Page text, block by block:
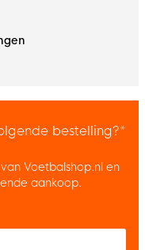
bestelling?*
Voetbalshop.nl en
aankoop.
policy to subscribe to